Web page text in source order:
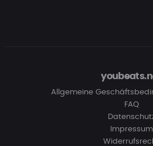
Allgemeine
FAQ
Impressum